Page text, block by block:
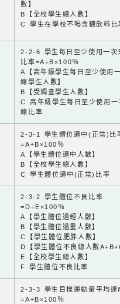
數】
B【全校學生總人數】
C 學生在學校不喝含糖飲料比
2-2-6 學生每日至少使用一次
比率=A÷B×100％
A【高年級學生每日至少使用
線學生人數】
B【受調查學生人數】
C 高年級學生每日至少使用一
線比率
2-3-1 學生體位適中(正常)比
=A÷B×100％
A【學生體位適中人數】
B【全校學生總人數】
C 學生體位適中(正常)比率
2-3-2 學生體位不良比率
=D÷E×100％
A【學生體位過輕人數】
B【學生體位過重人數】
C【學生體位肥胖人數】
D【學生體位不良總人數
E【全校學生總人數】
F 學生體位不良比率
2-3-3 學生目標運動量平均達
=A÷B×100％